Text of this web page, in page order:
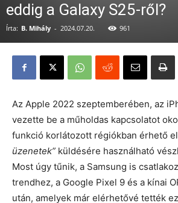
eddig a Galaxy S25-ről?
Írta: B. Mihály - 2024.07.20. 961
Az Apple 2022 szeptemberében, az
vezette be a műholdas kapcsolatot
funkció korlátozott régiókban érhető
üzenetek” küldésére használható
Most úgy tűnik, a Samsung is
trendhez, a Google Pixel 9 és a kínai
után, amelyek már elérhetővé tették